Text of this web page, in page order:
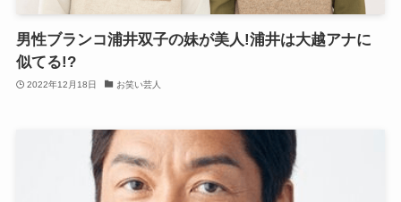
男性ブランコ浦井双子の妹が美人!浦井は大越アナに
似てる!?
2022年12月18日 お笑い芸人